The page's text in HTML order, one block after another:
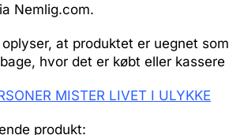
Nemlig.com.
at produktet er uegnet
hvor det er købt eller kassere
MISTER LIVET I ULYKKE
produkt: